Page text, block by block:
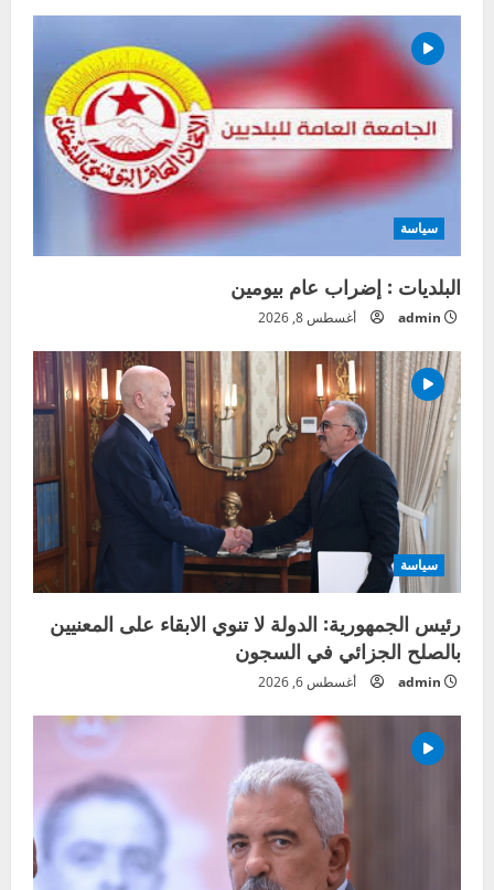
سياسة
البلديات : إضراب عام بيومين
admin أغسطس 8, 2026
سياسة
رئيس الجمهورية: الدولة لا تنوي الابقاء على المعنيين
بالصلح الجزائي في السجون
admin أغسطس 6, 2026